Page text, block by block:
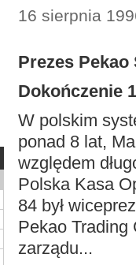
16 sierpnia
Prezes Pekao
Dokończenie 1
W polskim
ponad 8 lat,
względem
Polska Kasa
84 był
Pekao Trading
zarządu...